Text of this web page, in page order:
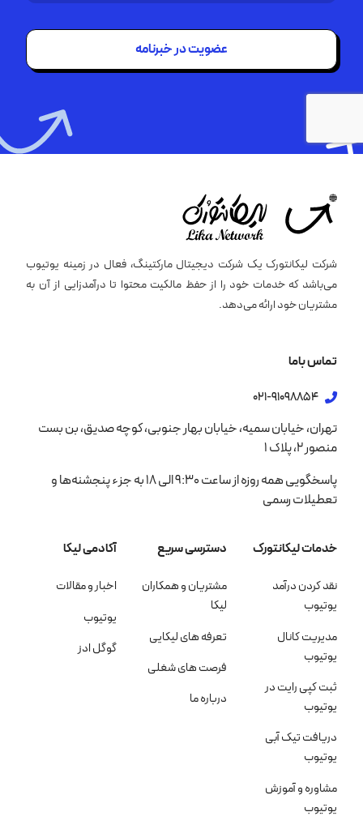
شرکت لیکانتورک یک شرکت دیجیتال مارکتینگ، فعال در زمینه یوتیوب
می‌باشد که خدمات خود را از حفظ مالکیت محتوا تا درآمدزایی از آن به
مشتریان خود ارائه می‌دهد.
تماس باما
021-91098854
تهران، خیابان سمیه، خیابان بهار جنوبی، کوچه صدیق، بن بست
منصور 2، پلاک 1
پاسخگویی همه روزه از ساعت 9:30 الی 18 به جزء پنجشنه‌ها و
تعطیلات رسمی
خدمات لیکانتورک
نقد کردن درآمد
یوتیوب
مدیریت کانال
یوتیوب
ثبت کپی رایت در
یوتیوب
دریافت تیک آبی
یوتیوب
مشاوره و آموزش
یوتیوب
دسترسی سریع
مشتریان و همکاران
لیکا
تعرفه های لیکایی
فرصت های شغلی
درباره ما
آکادمی لیکا
اخبار و مقالات
یوتیوب
گوگل ادز